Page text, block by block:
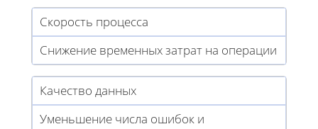
Скорость процесса
Снижение временных затрат на операции
Качество данных
Уменьшение числа ошибок и